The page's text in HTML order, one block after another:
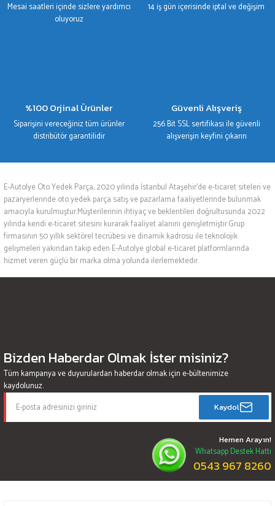
Mesai saatleri içinde sizlere yardımcı
oluyoruz
14 iş gün içerisinde iptal ve değişim
%100 Orjinal Ürünler
Siparişini vereceğiniz tüm ürünler
distribütör garantilidir
Güvenli Alışveriş
256 Bit SSL sertifikası ile güvenli
alışverişin keyfini çıkarın
E-Autolye Oto Yedek Parça, 2020 yılında İstanbul Ataşehir’de e-ticaret siteleri ve
pazaryerlerinde oto yedek parça satış ve pazarlama faaliyetlerinde bulunmak
amacıyla kurulmuştur.Müşterilerinin ihtiyaç ve beklentileri doğrultusunda 2022
yılında kendi e-ticaret sitesini kurarak faaliyet alanını genişletmiştir.Grup
firmasının 50 yıllık sektörel tecrübesi ve dinamik kadrosu ile teknolojik
gelişmeleri yakından takip eden E-Autolye global e-ticaret platformlarında
hizmet veren güçlü bir marka olma yolunda ilerlemektedir.
Bizden Haberdar Olmak İster misiniz?
Tüm kampanya ve duyurulardan haberdar olmak için e-bültenimize
kaydolunuz.
Kaydol
Hemen Arayın!
Whatsapp Destek Hattı
0543 967 8260